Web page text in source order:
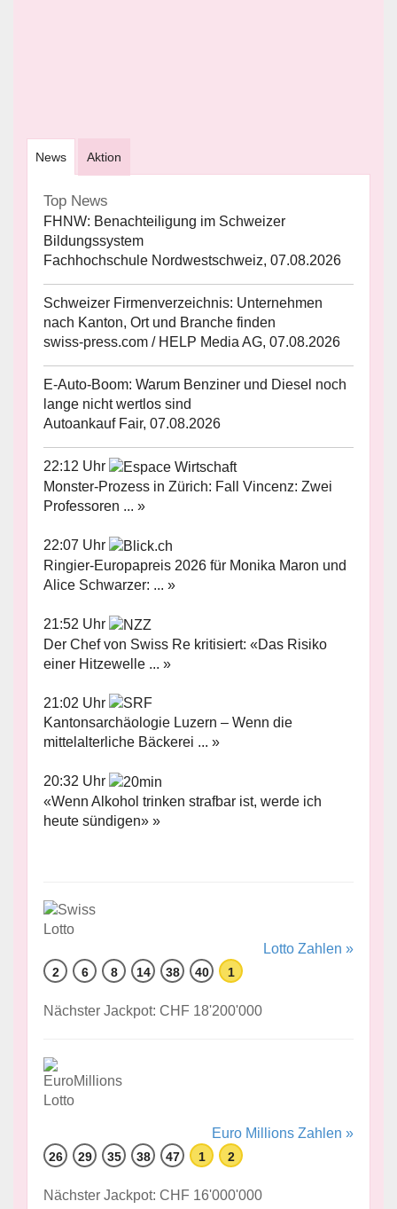
News Aktion
Top News
FHNW: Benachteiligung im Schweizer
Bildungssystem
Fachhochschule Nordwestschweiz, 07.08.2026
Schweizer Firmenverzeichnis: Unternehmen
nach Kanton, Ort und Branche finden
swiss-press.com / HELP Media AG, 07.08.2026
E-Auto-Boom: Warum Benziner und Diesel noch
lange nicht wertlos sind
Autoankauf Fair, 07.08.2026
22:12 Uhr
Monster-Prozess in Zürich: Fall Vincenz: Zwei
Professoren ... »
22:07 Uhr
Ringier-Europapreis 2026 für Monika Maron und
Alice Schwarzer: ... »
21:52 Uhr
Der Chef von Swiss Re kritisiert: «Das Risiko
einer Hitzewelle ... »
21:02 Uhr
Kantonsarchäologie Luzern – Wenn die
mittelalterliche Bäckerei ... »
20:32 Uhr
«Wenn Alkohol trinken strafbar ist, werde ich
heute sündigen» »
Lotto Zahlen »
2 6 8 14 38 40 1
Nächster Jackpot: CHF 18'200'000
Euro Millions Zahlen »
26 29 35 38 47 1 2
Nächster Jackpot: CHF 16'000'000